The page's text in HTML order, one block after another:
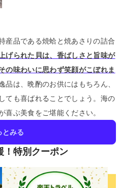
産品である焼蛤と焼あさりの詰合
げられた貝は、香ばしさと旨味が
の味わいに思わず笑顔がこぼれま
品は、晩酌のお供にはもちろん、
ても喜ばれることでしょう。 海の
ぶ美食をご堪能ください。
とみる
！特別クーポン